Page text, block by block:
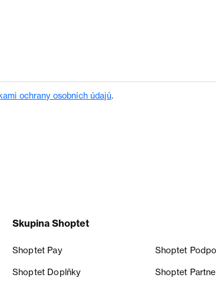
ochrany osobních údajů.
Skupina Shoptet
Shoptet Pay Shoptet
Shoptet Doplňky Shoptet